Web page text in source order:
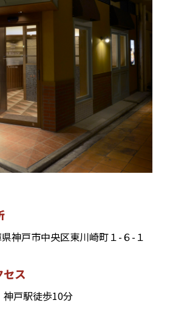
神戸市中央区東川崎町１-６-１
セス
戸駅徒歩10分